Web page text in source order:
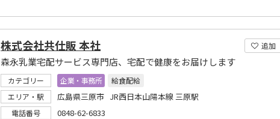
追加
株式会社共仕販 本社
森永乳業宅配サービス専門店、宅配で健康をお届けします
カテゴリー 企業・事務所
給食配給
エリア・駅
広島県三原市 JR西日本山陽本線 三原駅
電話番号 0848-62-6833